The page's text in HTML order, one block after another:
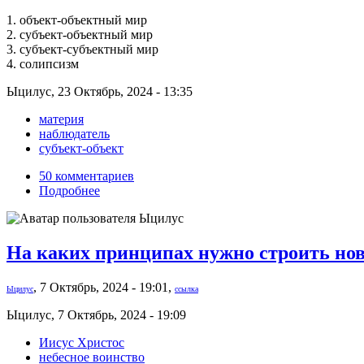
1. объект-объектный мир
2. субъект-объектный мир
3. субъект-субъектный мир
4. солипсизм
Ыцилус, 23 Октябрь, 2024 - 13:35
материя
наблюдатель
субъект-объект
50 комментариев
Подробнее
На каких принципах нужно строить
Ыцилус, 7 Октябрь, 2024 - 19:01, ссылка
Ыцилус, 7 Октябрь, 2024 - 19:09
Иисус Христос
небесное воинство